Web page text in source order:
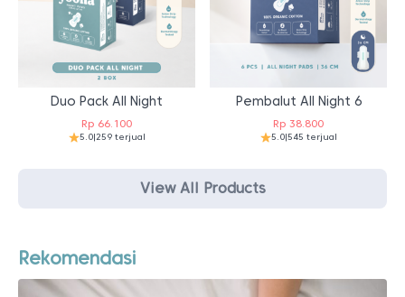
Duo Pack All Night
Rp 66.100
5.0|259 terjual
Pembalut All Night 6
Rp 38.800
5.0|545 terjual
View All Products
Rekomendasi